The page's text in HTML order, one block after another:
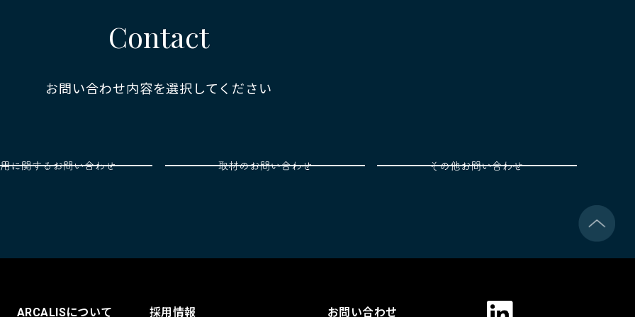
Contact
お問い合わせ内容を選択してください
ARCALISについて 採用情報 お問い合わせ